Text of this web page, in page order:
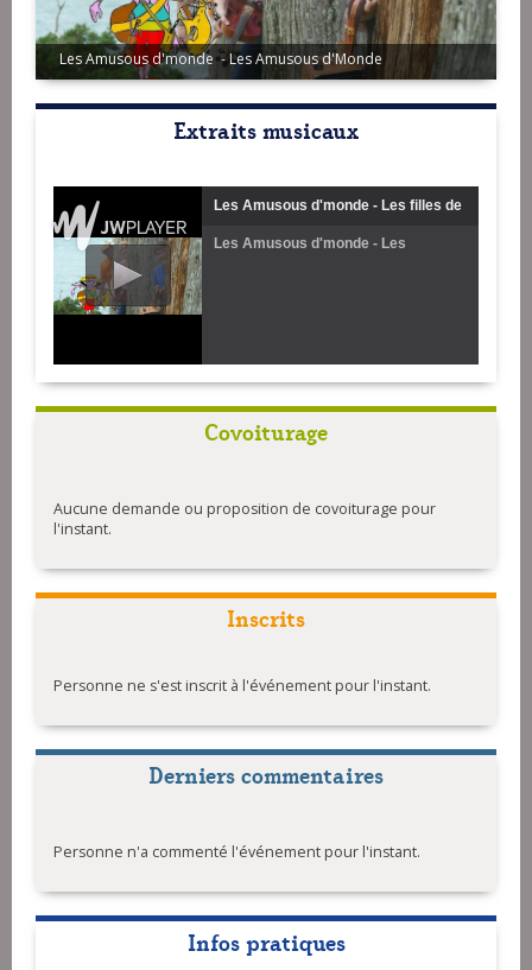
Les Amusous d'monde - Les Amusous d'Monde
Extraits musicaux
Les Amusous d'monde - Les filles de
Paramé
Les Amusous d'monde - Les
Covoiturage
Aucune demande ou proposition de covoiturage pour
l'instant.
Inscrits
Personne ne s'est inscrit à l'événement pour l'instant.
Derniers commentaires
Personne n'a commenté l'événement pour l'instant.
Infos pratiques